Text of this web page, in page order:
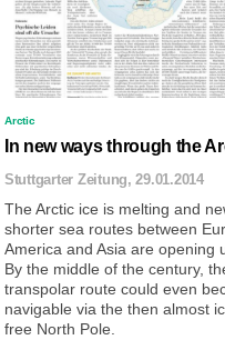
Arctic
In new ways through the
Stuttgarter Zeitung, 29.01.2014
The Arctic ice is melting and
shorter sea routes between
America and Asia are opening
By the middle of the century,
transpolar route could even
navigable via the then almost
free North Pole.